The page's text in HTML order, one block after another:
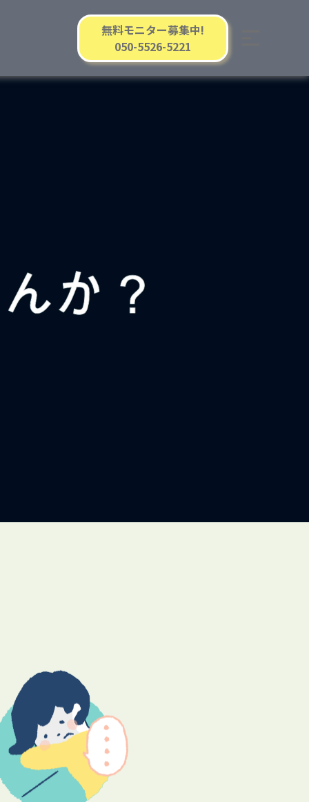
無料モニター募集中!
050-5526-5221